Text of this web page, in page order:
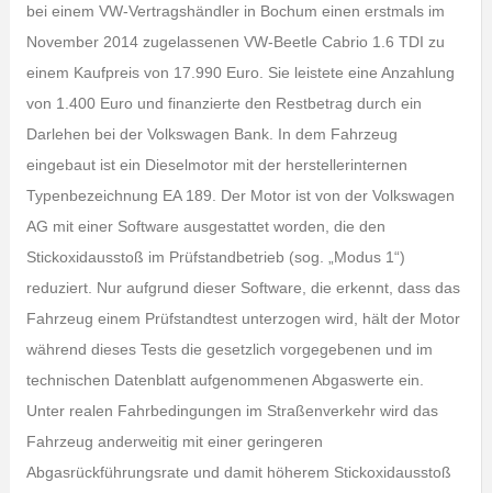
bei einem VW-Vertragshändler in Bochum einen erstmals im
November 2014 zugelassenen VW-Beetle Cabrio 1.6 TDI zu
einem Kaufpreis von 17.990 Euro. Sie leistete eine Anzahlung
von 1.400 Euro und finanzierte den Restbetrag durch ein
Darlehen bei der Volkswagen Bank. In dem Fahrzeug
eingebaut ist ein Dieselmotor mit der herstellerinternen
Typenbezeichnung EA 189. Der Motor ist von der Volkswagen
AG mit einer Software ausgestattet worden, die den
Stickoxidausstoß im Prüfstandbetrieb (sog. „Modus 1“)
reduziert. Nur aufgrund dieser Software, die erkennt, dass das
Fahrzeug einem Prüfstandtest unterzogen wird, hält der Motor
während dieses Tests die gesetzlich vorgegebenen und im
technischen Datenblatt aufgenommenen Abgaswerte ein.
Unter realen Fahrbedingungen im Straßenverkehr wird das
Fahrzeug anderweitig mit einer geringeren
Abgasrückführungsrate und damit höherem Stickoxidausstoß